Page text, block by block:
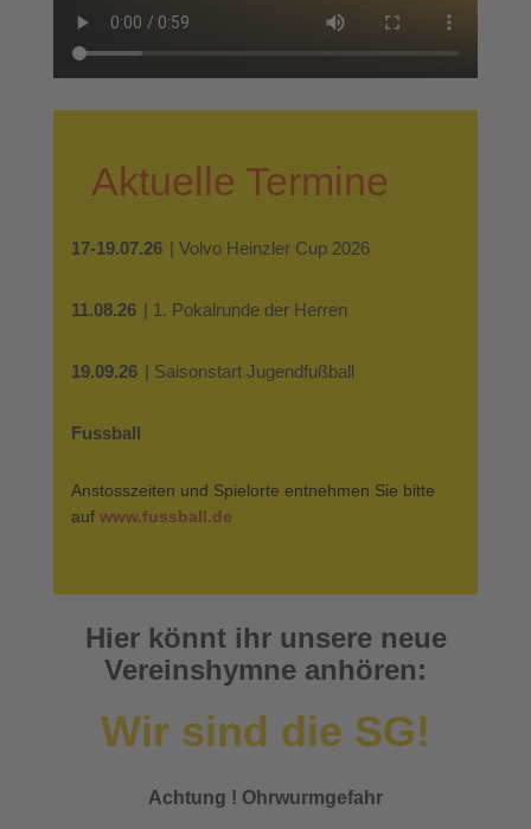
Aktuelle Termine
17-19.07.26 | Volvo Heinzler Cup 2026
11.08.26 | 1. Pokalrunde der Herren
19.09.26 | Saisonstart Jugendfußball
Fussball
Anstosszeiten und Spielorte entnehmen Sie bitte
auf www.fussball.de
Hier könnt ihr unsere neue
Vereinshymne anhören:
Wir sind die SG!
Achtung ! Ohrwurmgefahr